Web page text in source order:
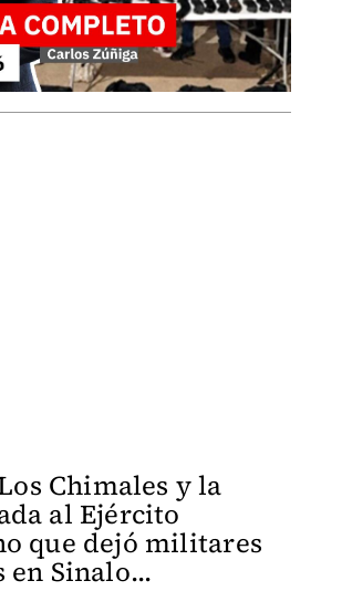
Chimales y la
al Ejército
que dejó militares
en Sinalo...